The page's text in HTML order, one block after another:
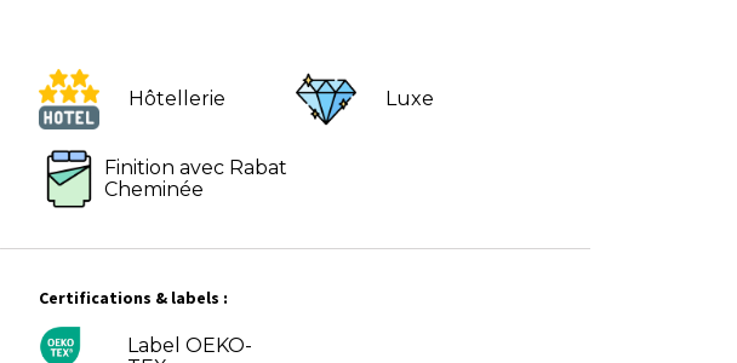
Hôtellerie Luxe
Finition avec Rabat
Cheminée
Certifications & labels :
Label OEKO-